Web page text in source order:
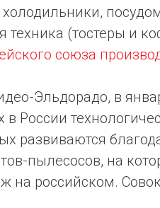
холодильники,
техника (тостеры и
союза
Эльдорадо, в
в России
развиваются
пылесосов, на
на российском.